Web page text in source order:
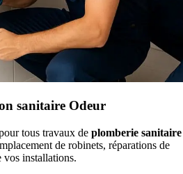
sanitaire Odeur
tous travaux de plomberie sanitaire
de robinets, réparations de
vos installations.